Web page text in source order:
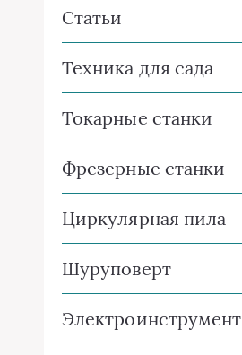
Статьи
Техника для сада
Токарные станки
Фрезерные станки
Циркулярная пила
Шуруповерт
Электроинструмент